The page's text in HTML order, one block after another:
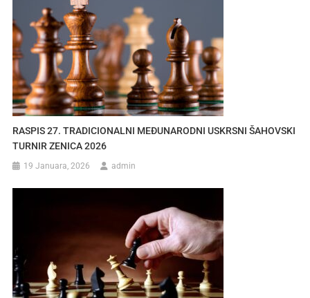
RASPIS 27. TRADICIONALNI MEĐUNARODNI USKRSNI ŠAHOVSKI
TURNIR ZENICA 2026
19 Januara, 2026 admin